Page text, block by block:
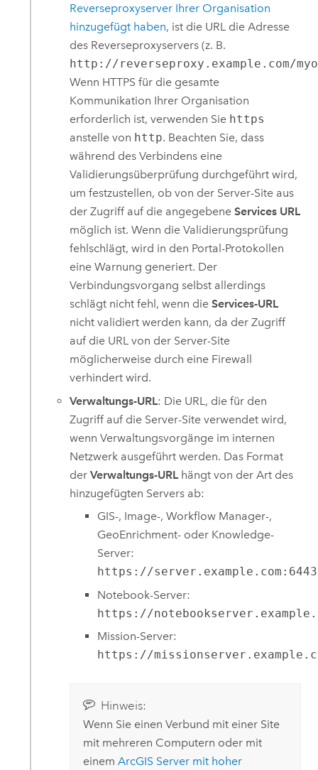
Reverseproxyserver Ihrer Organisation
hinzugefügt haben, ist die URL die Adresse
des Reverseproxyservers (z. B.
http://reverseproxy.example.com/
Wenn HTTPS für die gesamte
Kommunikation Ihrer Organisation
erforderlich ist, verwenden Sie https
anstelle von http. Beachten Sie, dass
während des Verbindens eine
Validierungsüberprüfung durchgeführt wird,
um festzustellen, ob von der Server-Site aus
der Zugriff auf die angegebeneServices URL
möglich ist. Wenn die Validierungsprüfung
fehlschlägt, wird in den Portal-Protokollen
eine Warnung generiert. Der
Verbindungsvorgang selbst allerdings
schlägt nicht fehl, wenn dieServices-URL
nicht validiert werden kann, da der Zugriff
auf die URL von der Server-Site
möglicherweise durch eine Firewall
verhindert wird.
Verwaltungs-URL: Die URL, die für den
Zugriff auf die Server-Site verwendet wird,
wenn Verwaltungsvorgänge im internen
Netzwerk ausgeführt werden. Das Format
derVerwaltungs-URL hängt von der Art des
hinzugefügten Servers ab:
GIS-, Image-, Workflow Manager-,
GeoEnrichment- oder Knowledge-
Server:
https://
Notebook-Server:
https://
Mission-Server:
https://
Hinweis:
Wenn Sie einen Verbund mit einer Site
mit mehreren Computern oder mit
einem ArcGIS Servermit hoher